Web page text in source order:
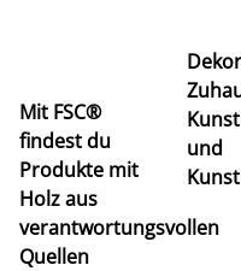
Mit FSC®
findest du
Produkte mit
Holz aus
verantwortungsvollen
Quellen
und